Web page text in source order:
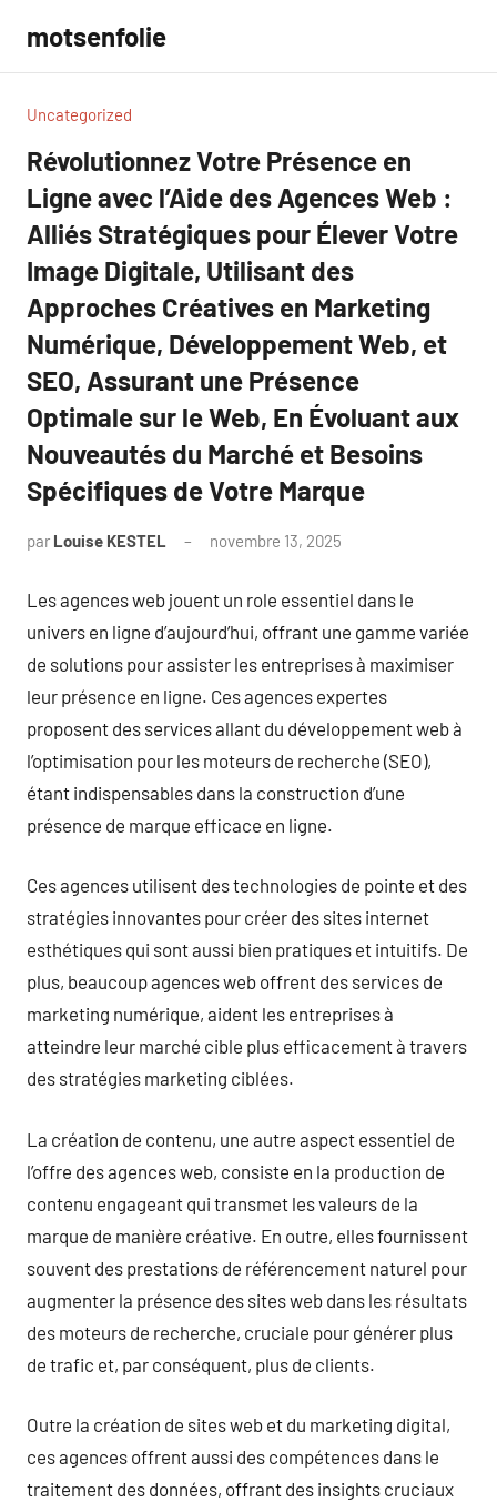
contenu
motsenfolie
Uncategorized
Révolutionnez Votre Présence en
Ligne avec l’Aide des Agences Web :
Alliés Stratégiques pour Élever Votre
Image Digitale, Utilisant des
Approches Créatives en Marketing
Numérique, Développement Web, et
SEO, Assurant une Présence
Optimale sur le Web, En Évoluant aux
Nouveautés du Marché et Besoins
Spécifiques de Votre Marque
par Louise KESTEL novembre 13, 2025
Les agences web jouent un role essentiel dans le
univers en ligne d’aujourd’hui, offrant une gamme variée
de solutions pour assister les entreprises à maximiser
leur présence en ligne. Ces agences expertes
proposent des services allant du développement web à
l’optimisation pour les moteurs de recherche (SEO),
étant indispensables dans la construction d’une
présence de marque efficace en ligne.
Ces agences utilisent des technologies de pointe et des
stratégies innovantes pour créer des sites internet
esthétiques qui sont aussi bien pratiques et intuitifs. De
plus, beaucoup agences web offrent des services de
marketing numérique, aident les entreprises à
atteindre leur marché cible plus efficacement à travers
des stratégies marketing ciblées.
La création de contenu, une autre aspect essentiel de
l’offre des agences web, consiste en la production de
contenu engageant qui transmet les valeurs de la
marque de manière créative. En outre, elles fournissent
souvent des prestations de référencement naturel pour
augmenter la présence des sites web dans les résultats
des moteurs de recherche, cruciale pour générer plus
de trafic et, par conséquent, plus de clients.
Outre la création de sites web et du marketing digital,
ces agences offrent aussi des compétences dans le
traitement des données, offrant des insights cruciaux